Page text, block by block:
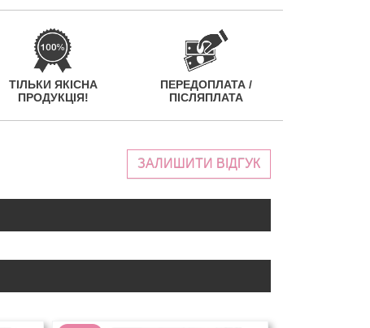
ТІЛЬКИ ЯКІСНА
ПРОДУКЦІЯ!
ПЕРЕДОПЛАТА /
ПІСЛЯПЛАТА
ЗАЛИШИТИ ВІДГУК